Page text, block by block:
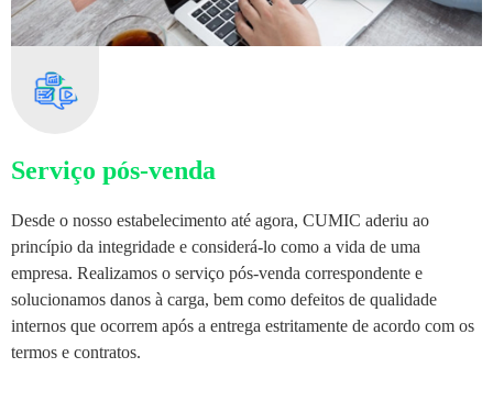
Serviço pós-venda
Desde o nosso estabelecimento até agora, CUMIC aderiu ao
princípio da integridade e considerá-lo como a vida de uma
empresa. Realizamos o serviço pós-venda correspondente e
solucionamos danos à carga, bem como defeitos de qualidade
internos que ocorrem após a entrega estritamente de acordo com os
termos e contratos.